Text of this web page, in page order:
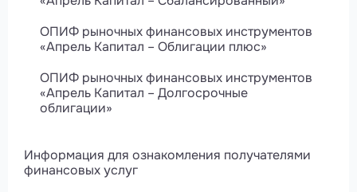
ОПИФ рыночных финансовых инструментов
«Апрель Капитал – Облигации плюс»
ОПИФ рыночных финансовых инструментов
«Апрель Капитал – Долгосрочные
облигации»
Информация для ознакомления получателями
финансовых услуг